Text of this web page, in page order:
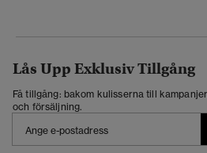
Lås Upp Exklusiv Tillgång
Få tillgång: bakom kulisserna till
och försäljning.